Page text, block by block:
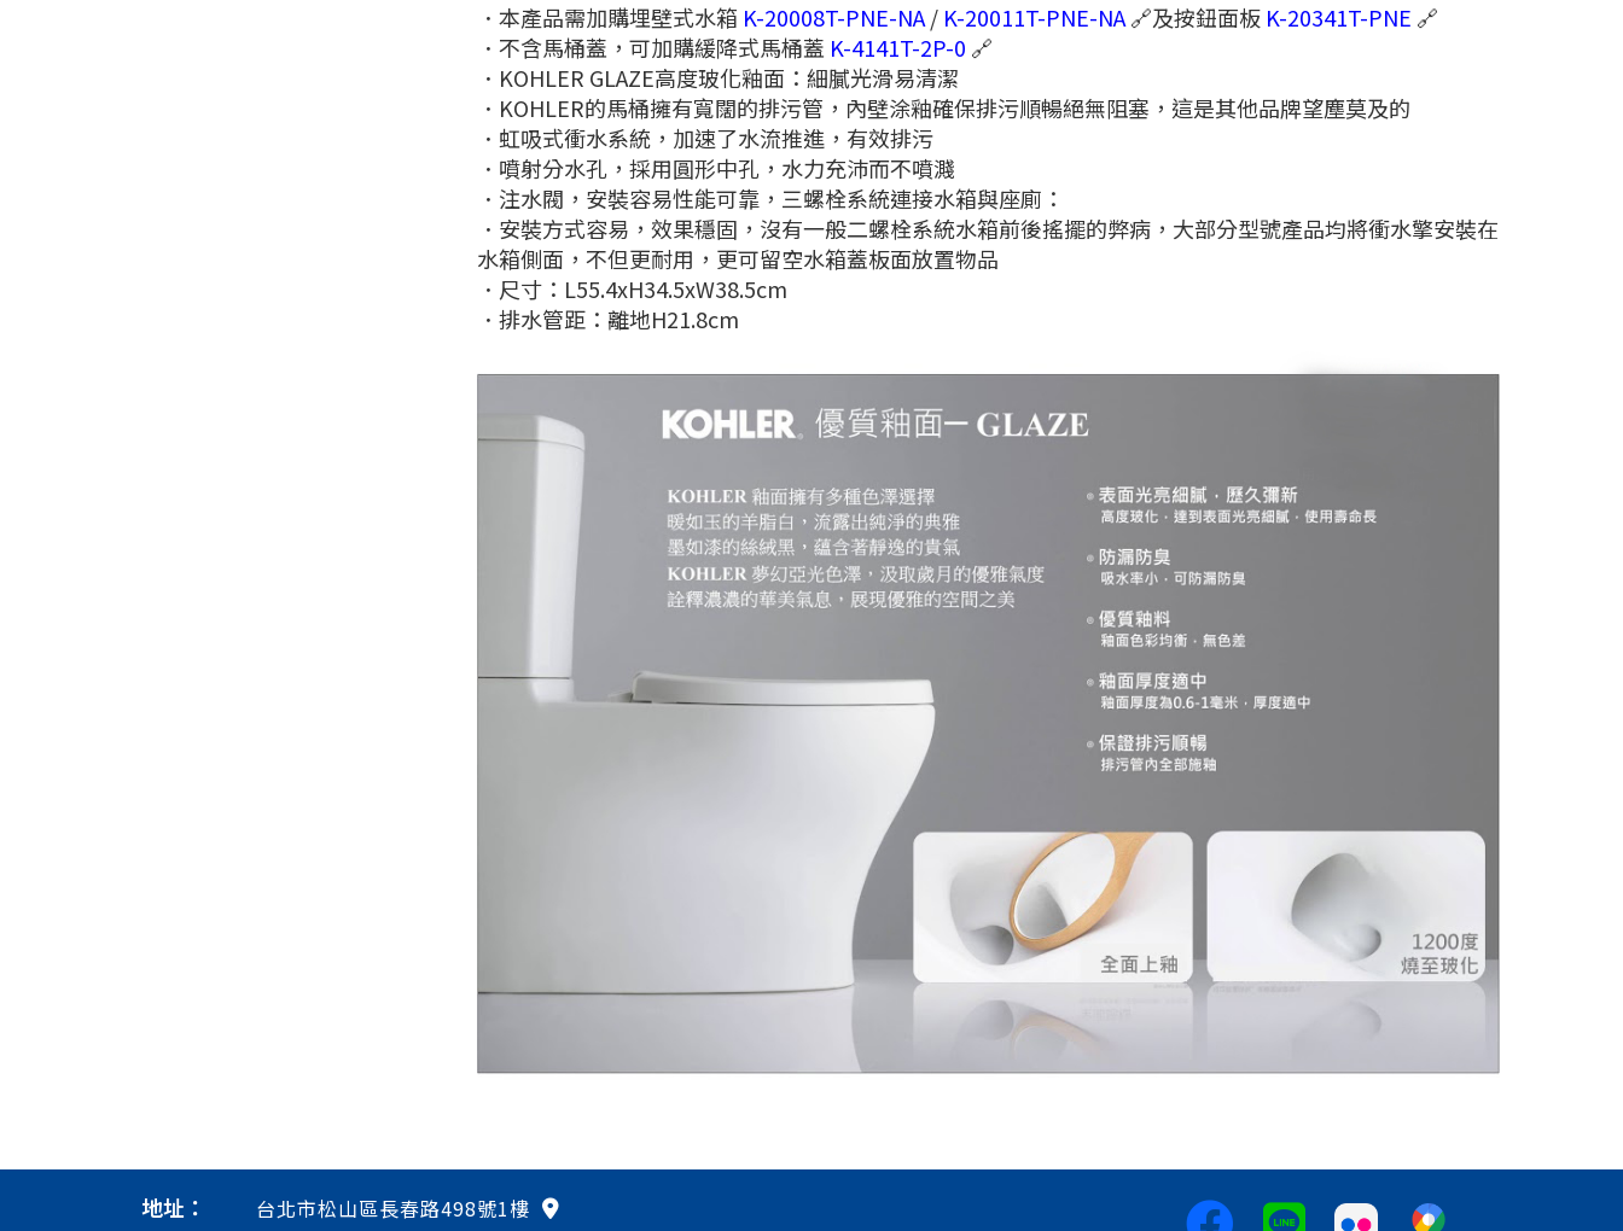
．本產品需加購埋壁式水箱 K-20008T-PNE-NA/ K-20011T-PNE-NA🔗及按鈕面板 K-20341T-PNE 🔗
．不含馬桶蓋，可加購緩降式馬桶蓋 K-4141T-2P-0 🔗
．KOHLER GLAZE高度玻化釉面：細膩光滑易清潔
．KOHLER的馬桶擁有寬闊的排污管，內壁涂釉確保排污順暢絕無阻塞，這是其他品牌望塵莫及的
．虹吸式衝水系統，加速了水流推進，有效排污
．噴射分水孔，採用圓形中孔，水力充沛而不噴濺
．注水閥，安裝容易性能可靠，三螺栓系統連接水箱與座廁：
．安裝方式容易，效果穩固，沒有一般二螺栓系統水箱前後搖擺的弊病，大部分型號產品均將衝水擎安裝在
水箱側面，不但更耐用，更可留空水箱蓋板面放置物品
．尺寸：L55.4xH34.5xW38.5cm
．排水管距：離地H21.8cm
地址： 台北市松山區長春路498號1樓